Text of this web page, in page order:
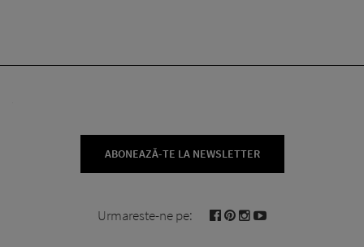
ABONEAZĂ-TE LA NEWSLETTER
Urmareste-ne pe: